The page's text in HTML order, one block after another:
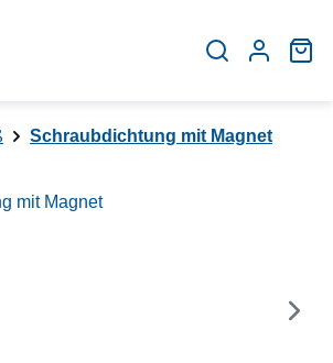
Schraubdichtung mit Magnet